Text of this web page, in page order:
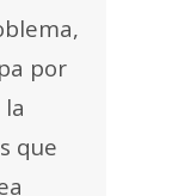
por
que